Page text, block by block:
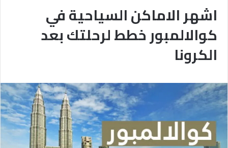
اشهر الاماكن السياحية في
كوالالمبور خطط لرحلتك بعد
الكرونا